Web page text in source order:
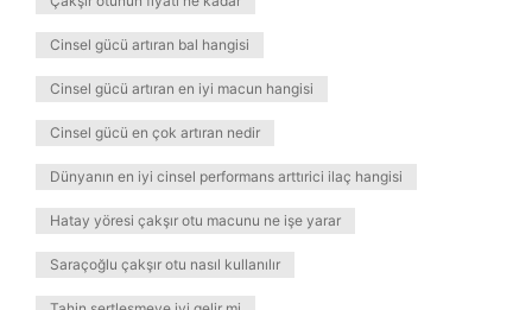
Cinsel gücü artıran bal hangisi
Cinsel gücü artıran en iyi macun hangisi
Cinsel gücü en çok artıran nedir
Dünyanın en iyi cinsel performans arttırici ilaç hangisi
Hatay yöresi çakşır otu macunu ne işe yarar
Saraçoğlu çakşır otu nasıl kullanılır